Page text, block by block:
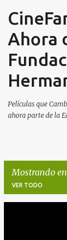
Ahora
Películas que
ahora parte de la
Mostrando
VER TODO